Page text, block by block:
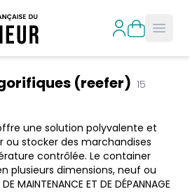
(reefer) 15
une solution polyvalente et
ou stocker des marchandises
contrôlée. Le container
plusieurs dimensions, neuf ou
MAINTENANCE ET DE DÉPANNAGE